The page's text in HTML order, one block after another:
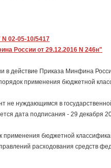
02-05-10/5417
России от 29.12.2016 N 246н"
действие Приказа Минфина
применения бюджетной
не нуждающимся в
дата подписания - 29 декабря
применения бюджетной
расходования средств